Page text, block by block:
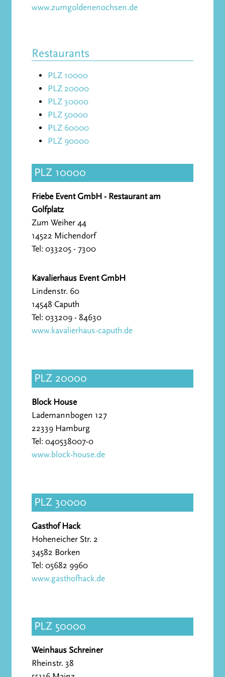
www.zumgoldenenochsen.de
Restaurants
PLZ 10000
PLZ 20000
PLZ 30000
PLZ 50000
PLZ 60000
PLZ 90000
PLZ 10000
Friebe Event GmbH - Restaurant am
Golfplatz
Zum Weiher 44
14522 Michendorf
Tel: 033205 - 7300
Kavalierhaus Event GmbH
Lindenstr. 60
14548 Caputh
Tel: 033209 - 84630
www.kavalierhaus-caputh.de
PLZ 20000
Block House
Lademannbogen 127
22339 Hamburg
Tel: 040538007-0
www.block-house.de
PLZ 30000
Gasthof Hack
Hoheneicher Str. 2
34582 Borken
Tel: 05682 9960
www.gasthofhack.de
PLZ 50000
Weinhaus Schreiner
Rheinstr. 38